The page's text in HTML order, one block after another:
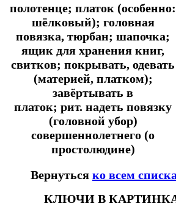
полотенце; платок (особенно:
шёлковый); головная
повязка, тюрбан; шапочка;
ящик для хранения книг,
свитков; покрывать, одевать
(материей, платком);
завёртывать в
платок; рит. надеть повязку
(головной убор)
совершеннолетнего (о
простолюдине)
Вернуться ко всем
КЛЮЧИ В